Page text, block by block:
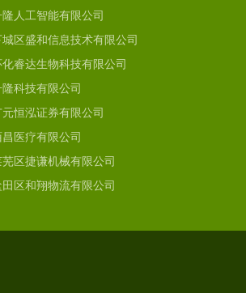
人工智能有限公司
区盛和信息技术有限公司
睿达生物科技有限公司
科技有限公司
元恒泓证券有限公司
医疗有限公司
区捷谦机械有限公司
区和翔物流有限公司